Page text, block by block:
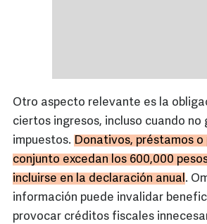
Otro aspecto relevante es la
ciertos ingresos, incluso cuando no
impuestos. Donativos, préstamos o
conjunto excedan los 600,000
incluirse en la declaración anual.
información puede invalidar
provocar créditos fiscales